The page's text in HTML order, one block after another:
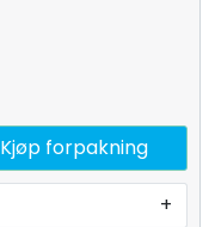
+
Kjøp forpakning